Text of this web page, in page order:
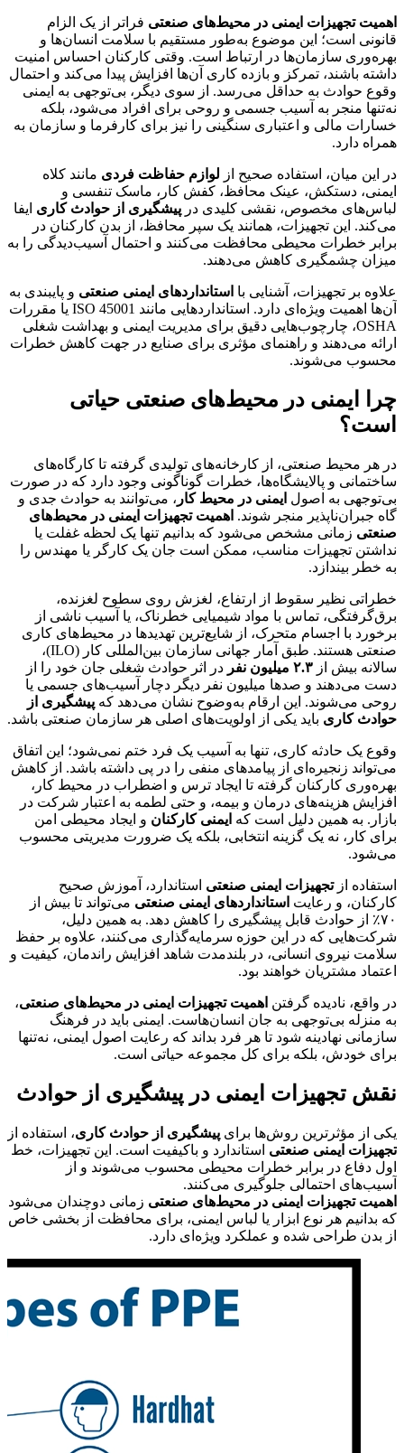
اهمیت تجهیزات ایمنی در محیط‌های صنعتی فراتر از یک الزام
قانونی است؛ این موضوع به‌طور مستقیم با سلامت انسان‌ها و
بهره‌وری سازمان‌ها در ارتباط است. وقتی کارکنان احساس امنیت
داشته باشند، تمرکز و بازده کاری آن‌ها افزایش پیدا می‌کند و احتمال
وقوع حوادث به حداقل می‌رسد. از سوی دیگر، بی‌توجهی به ایمنی
نه‌تنها منجر به آسیب جسمی و روحی برای افراد می‌شود، بلکه
خسارات مالی و اعتباری سنگینی را نیز برای کارفرما و سازمان به
همراه دارد.
در این میان، استفاده صحیح از لوازم حفاظت فردی مانند کلاه
ایمنی، دستکش، عینک محافظ، کفش کار، ماسک تنفسی و
لباس‌های مخصوص، نقشی کلیدی در پیشگیری از حوادث کاری ایفا
می‌کند. این تجهیزات، همانند یک سپر محافظ، از بدن کارکنان در
برابر خطرات محیطی محافظت می‌کنند و احتمال آسیب‌دیدگی را به
میزان چشمگیری کاهش می‌دهند.
علاوه بر تجهیزات، آشنایی با استانداردهای ایمنی صنعتی و پایبندی به
آن‌ها اهمیت ویژه‌ای دارد. استانداردهایی مانند ISO 45001 یا مقررات
OSHA، چارچوب‌هایی دقیق برای مدیریت ایمنی و بهداشت شغلی
ارائه می‌دهند و راهنمای مؤثری برای صنایع در جهت کاهش خطرات
محسوب می‌شوند.
چرا ایمنی در محیط‌های صنعتی حیاتی
است؟
در هر محیط صنعتی، از کارخانه‌های تولیدی گرفته تا کارگاه‌های
ساختمانی و پالایشگاه‌ها، خطرات گوناگونی وجود دارد که در صورت
بی‌توجهی به اصول ایمنی در محیط کار ، می‌توانند به حوادث جدی و
گاه جبران‌ناپذیر منجر شوند. اهمیت تجهیزات ایمنی در محیط‌های
صنعتی زمانی مشخص می‌شود که بدانیم تنها یک لحظه غفلت یا
نداشتن تجهیزات مناسب، ممکن است جان یک کارگر یا مهندس را
به خطر بیندازد.
خطراتی نظیر سقوط از ارتفاع، لغزش روی سطوح لغزنده،
برق‌گرفتگی، تماس با مواد شیمیایی خطرناک، یا آسیب ناشی از
برخورد با اجسام متحرک، از شایع‌ترین تهدیدها در محیط‌های کاری
صنعتی هستند. طبق آمار جهانی سازمان بین‌المللی کار (ILO)،
سالانه بیش از ۲.۳ میلیون نفر
در اثر حوادث شغلی جان خود را از
دست می‌دهند و صدها میلیون نفر دیگر دچار آسیب‌های جسمی یا
روحی می‌شوند. این ارقام به‌وضوح نشان می‌دهد که پیشگیری از
حوادث کاری باید یکی از اولویت‌های اصلی هر سازمان صنعتی باشد.
وقوع یک حادثه کاری، تنها به آسیب یک فرد ختم نمی‌شود؛ این اتفاق
می‌تواند زنجیره‌ای از پیامدهای منفی را در پی داشته باشد. از کاهش
بهره‌وری کارکنان گرفته تا ایجاد ترس و اضطراب در محیط کار،
افزایش هزینه‌های درمان و بیمه، و حتی لطمه به اعتبار شرکت در
بازار. به همین دلیل است که ایمنی کارکنان و ایجاد محیطی امن
برای کار، نه یک گزینه انتخابی، بلکه یک ضرورت مدیریتی محسوب
می‌شود.
استفاده ازتجهیزات ایمنی صنعتی استاندارد، آموزش صحیح
کارکنان، و رعایت استانداردهای ایمنی صنعتی می‌تواند تا بیش از
۷۰٪ از حوادث قابل پیشگیری را کاهش دهد. به همین دلیل،
شرکت‌هایی که در این حوزه سرمایه‌گذاری می‌کنند، علاوه بر حفظ
سلامت نیروی انسانی، در بلندمدت شاهد افزایش راندمان، کیفیت و
اعتماد مشتریان خواهند بود.
در واقع، نادیده گرفتن اهمیت تجهیزات ایمنی در محیط‌های صنعتی،
به منزله بی‌توجهی به جان انسان‌هاست. ایمنی باید در فرهنگ
سازمانی نهادینه شود تا هر فرد بداند که رعایت اصول ایمنی، نه‌تنها
برای خودش، بلکه برای کل مجموعه حیاتی است.
نقش تجهیزات ایمنی در پیشگیری از حوادث
یکی از مؤثرترین روش‌ها برای پیشگیری از حوادث کاری، استفاده از
تجهیزات ایمنی صنعتی استاندارد و باکیفیت است. این تجهیزات، خط
اول دفاع در برابر خطرات محیطی محسوب می‌شوند و از
آسیب‌های احتمالی جلوگیری می‌کنند.
اهمیت تجهیزات ایمنی در محیط‌های صنعتی زمانی دوچندان می‌شود
که بدانیم هر نوع ابزار یا لباس ایمنی، برای محافظت از بخشی خاص
از بدن طراحی شده و عملکرد ویژه‌ای دارد.